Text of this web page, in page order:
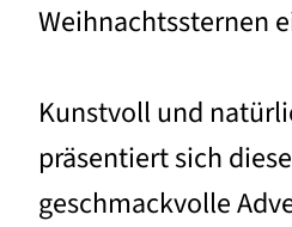
Weihnachtssternen
Kunstvoll und
präsentiert sich
geschmackvolle